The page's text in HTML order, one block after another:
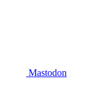
Mastodon